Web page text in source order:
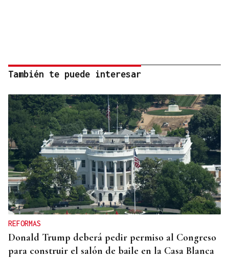
También te puede interesar
REFORMAS
Donald Trump deberá pedir permiso al Congreso
para construir el salón de baile en la Casa Blanca